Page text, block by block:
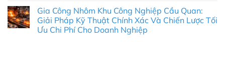
Diện
&
Thực
Chiến
2026
Chiên:
Tiêu
Chuẩn
Chính
kim
loại
tấm
Khu
bình
luận
ở
Gia
Gia Công Nhôm Khu Công Nghiệp Cầu Quan:
Giải Pháp Kỹ Thuật Chính Xác Và Chiến Lược Tối
Ưu Chi Phí Cho Doanh Nghiệp